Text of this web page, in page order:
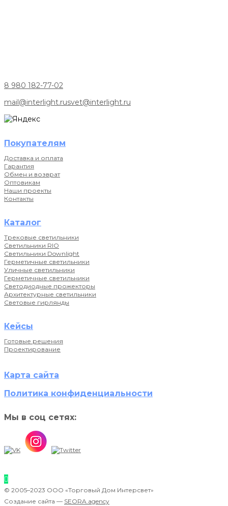
8 980 182-77-02
mail@interlight.rusvet@interlight.ru
Покупателям
Доставка и оплата
Гарантия
Обмен и возврат
Оптовикам
Наши проекты
Контакты
Каталог
Трековые светильники
Светильники RIO
Светильники Downlight
Герметичные светильники
Уличные светильники
Герметичные светильники
Светодиодные прожекторы
Архитектурные светильники
Световые гирлянды
Кейсы
Готовые решения
Проектирование
Карта сайта
Политика конфиденциальности
Мы в соц сетях:
© 2005–2023 ООО «Торговый Дом Интерсвет»
Создание сайта — SEORA.agency